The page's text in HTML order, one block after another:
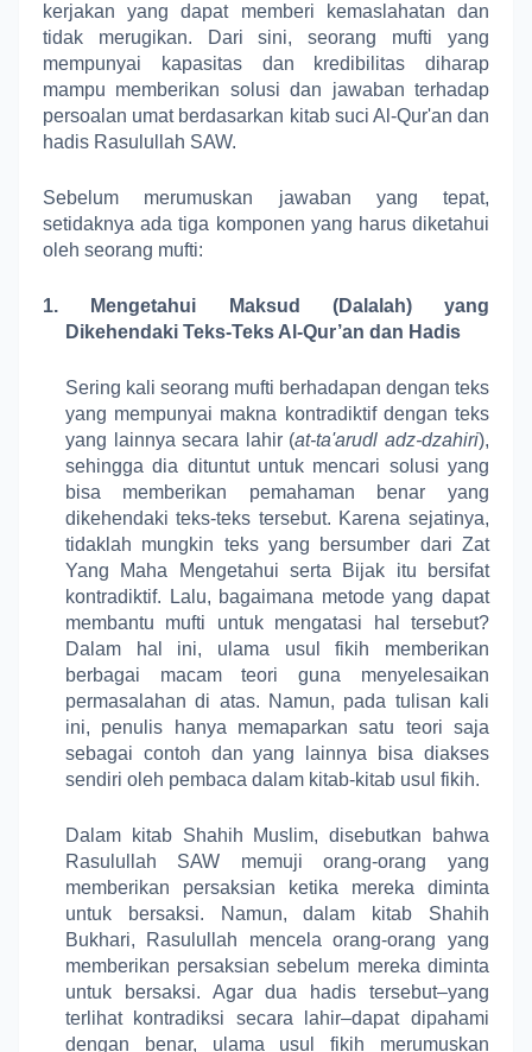
kerjakan yang dapat memberi kemaslahatan dan
tidak merugikan. Dari sini, seorang mufti yang
mempunyai kapasitas dan kredibilitas diharap
mampu memberikan solusi dan jawaban terhadap
persoalan umat berdasarkan kitab suci Al-Qur'an dan
hadis Rasulullah SAW.
Sebelum merumuskan jawaban yang tepat,
setidaknya ada tiga komponen yang harus diketahui
oleh seorang mufti:
1.
Mengetahui Maksud (Dalalah) yang
Dikehendaki Teks-Teks Al-Qur’an dan Hadis
Sering kali seorang mufti berhadapan dengan teks
yang mempunyai makna kontradiktif dengan teks
yang lainnya secara lahir (at-ta'arudl adz-dzahiri),
sehingga dia dituntut untuk mencari solusi yang
bisa memberikan pemahaman benar yang
dikehendaki teks-teks tersebut. Karena sejatinya,
tidaklah mungkin teks yang bersumber dari Zat
Yang Maha Mengetahui serta Bijak itu bersifat
kontradiktif. Lalu, bagaimana metode yang dapat
membantu mufti untuk mengatasi hal tersebut?
Dalam hal ini, ulama usul fikih memberikan
berbagai macam teori guna menyelesaikan
permasalahan di atas. Namun, pada tulisan kali
ini, penulis hanya memaparkan satu teori saja
sebagai contoh dan yang lainnya bisa diakses
sendiri oleh pembaca dalam kitab-kitab usul fikih.
Dalam kitab Shahih Muslim, disebutkan bahwa
Rasulullah SAW memuji orang-orang yang
memberikan persaksian ketika mereka diminta
untuk bersaksi. Namun, dalam kitab Shahih
Bukhari, Rasulullah mencela orang-orang yang
memberikan persaksian sebelum mereka diminta
untuk bersaksi. Agar dua hadis tersebut–yang
terlihat kontradiksi secara lahir–dapat dipahami
dengan benar, ulama usul fikih merumuskan